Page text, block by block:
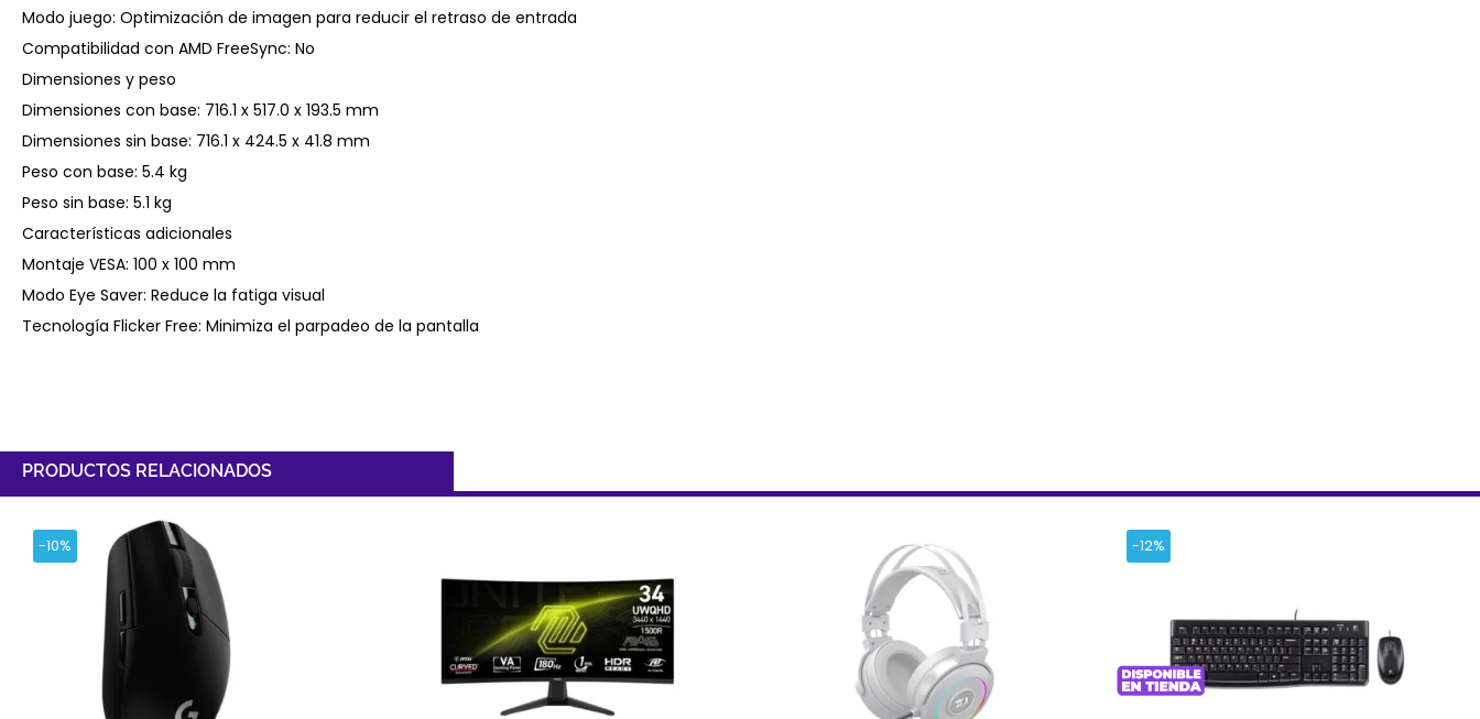
Modo juego: Optimización de imagen para reducir el retraso de entrada
Compatibilidad con AMD FreeSync: No
Dimensiones y peso
Dimensiones con base: 716.1 x 517.0 x 193.5 mm
Dimensiones sin base: 716.1 x 424.5 x 41.8 mm
Peso con base: 5.4 kg
Peso sin base: 5.1 kg
Características adicionales
Montaje VESA: 100 x 100 mm
Modo Eye Saver: Reduce la fatiga visual
Tecnología Flicker Free: Minimiza el parpadeo de la pantalla
PRODUCTOS RELACIONADOS
-10% -12%